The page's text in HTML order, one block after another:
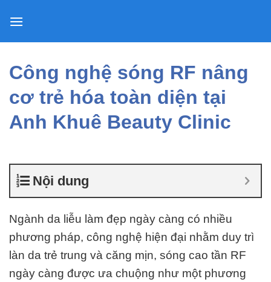
Công nghệ sóng RF nâng
cơ trẻ hóa toàn diện tại
Anh Khuê Beauty Clinic
Nội dung
Ngành da liễu làm đẹp ngày càng có nhiều
phương pháp, công nghệ hiện đại nhằm duy trì
làn da trẻ trung và căng mịn, sóng cao tần RF
ngày càng được ưa chuộng như một phương